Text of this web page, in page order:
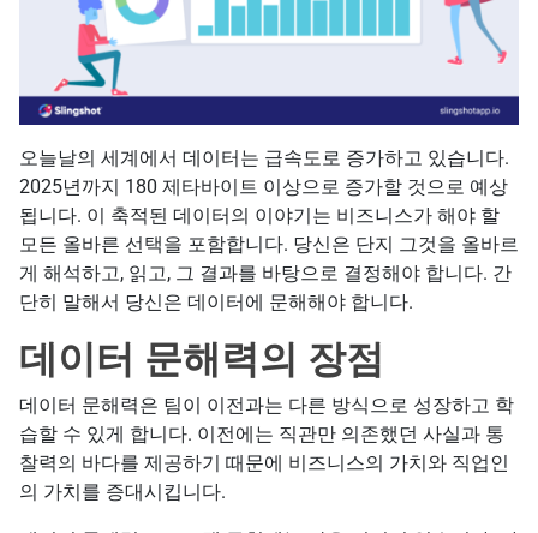
오늘날의 세계에서 데이터는 급속도로 증가하고 있습니다.
2025년까지 180 제타바이트 이상으로 증가할 것으로 예상
됩니다. 이 축적된 데이터의 이야기는 비즈니스가 해야 할
모든 올바른 선택을 포함합니다. 당신은 단지 그것을 올바르
게 해석하고, 읽고, 그 결과를 바탕으로 결정해야 합니다. 간
단히 말해서 당신은 데이터에 문해해야 합니다.
데이터 문해력의 장점
데이터 문해력은 팀이 이전과는 다른 방식으로 성장하고 학
습할 수 있게 합니다. 이전에는 직관만 의존했던 사실과 통
찰력의 바다를 제공하기 때문에 비즈니스의 가치와 직업인
의 가치를 증대시킵니다.